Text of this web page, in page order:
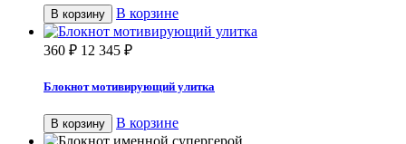
В корзину В корзине
360 ₽ 12 345 ₽
Блокнот мотивирующий улитка
В корзину В корзине